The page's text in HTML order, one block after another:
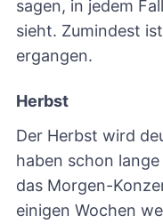
sagen, in jedem
sieht. Zumindest
ergangen.
Herbst
Der Herbst wird
haben schon
das Morgen-
einigen Wochen